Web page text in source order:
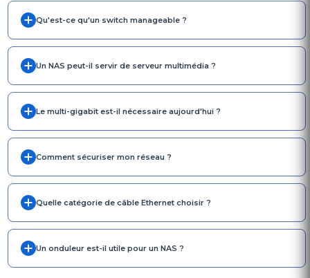
Qu'est-ce qu'un switch manageable ?
Un NAS peut-il servir de serveur multimédia ?
Le multi-gigabit est-il nécessaire aujourd'hui ?
Comment sécuriser mon réseau ?
Quelle catégorie de câble Ethernet choisir ?
Un onduleur est-il utile pour un NAS ?